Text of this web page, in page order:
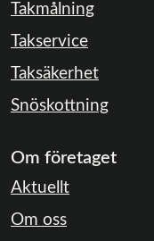
Takmålning
Takservice
Taksäkerhet
Snöskottning
Om företaget
Aktuellt
Om oss